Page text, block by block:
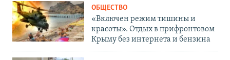
ОБЩЕСТВО
«Включен режим тишины и
красоты». Отдых в прифронтовом
Крыму без интернета и бензина